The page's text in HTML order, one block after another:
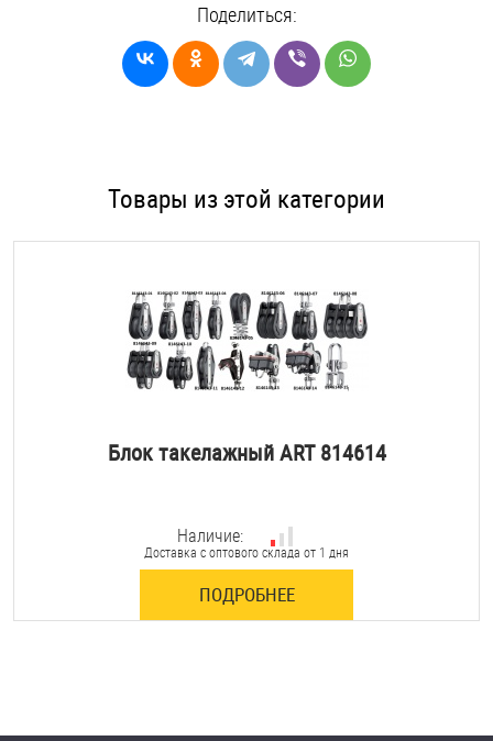
Поделиться:
Товары из этой категории
Блок такелажный ART 814614
Наличие:
Доставка с оптового склада от 1 дня
ПОДРОБНЕЕ